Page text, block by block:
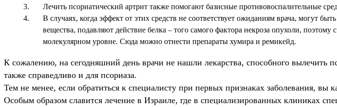
Лечить псориатический артрит также помогают базисные противовоспалительные
В случаях, когда эффект от этих средств не соответствует ожиданиям врача, могут
вещества, подавляют действие белка – того самого фактора некроза опухоли,
молекулярном уровне. Сюда можно отнести препараты хумира и ремикейд.
К сожалению, на сегодняшний день врачи не нашли лекарства, способного вылечить
также справедливо и для псориаза.
Тем не менее, если обратиться к специалисту при первых признаках заболевания,
Особым образом славится лечение в Израиле, где в специализированных клиниках